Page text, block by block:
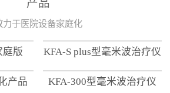
产品
力于医院设备家庭化
庭版 KFA-S plus型毫米波治疗仪
产品
KFA-300型毫米波治疗仪